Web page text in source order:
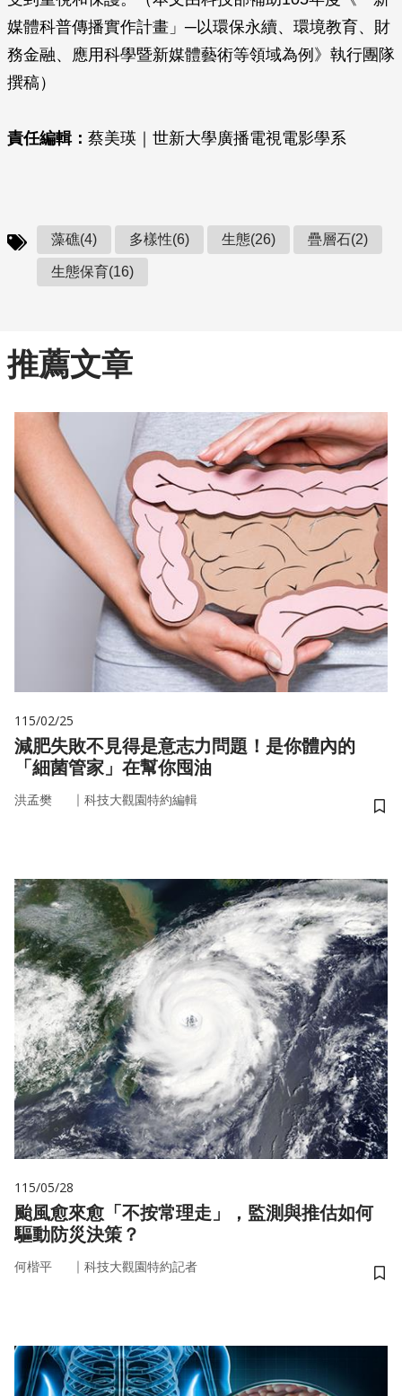
媒體科普傳播實作計畫」─以環保永續、環境教育、財
務金融、應用科學暨新媒體藝術等領域為例》執行團隊
撰稿）
責任編輯： 蔡美瑛｜世新大學廣播電視電影學系
藻礁(4) 多樣性(6) 生態(26) 疊層石(2)
生態保育(16)
推薦文章
115/02/25
減肥失敗不見得是意志力問題！是你體內的
「細菌管家」在幫你囤油
洪孟樊 ｜ 科技大觀園特約編輯
儲
115/05/28
颱風愈來愈「不按常理走」，監測與推估如何
驅動防災決策？
何楷平 ｜ 科技大觀園特約記者
儲